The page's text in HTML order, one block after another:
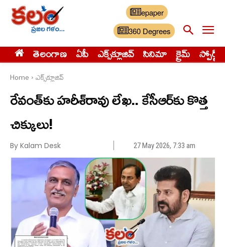
epaper
360 Degrees
తెలంగాణ ఏపీ ఎక్స్‌క్లూజివ్‌ సినిమా క్రైమ్ స్పోర్ట్స్
Home ఎక్స్‌క్లూజివ్‌
రేవంత్‌కు హరీశ్‌రావు లేఖ.. కేసీఆర్‌కు కొత్త
చిక్కులు!
By Kalam Desk 27 May 2026, 7:33 am